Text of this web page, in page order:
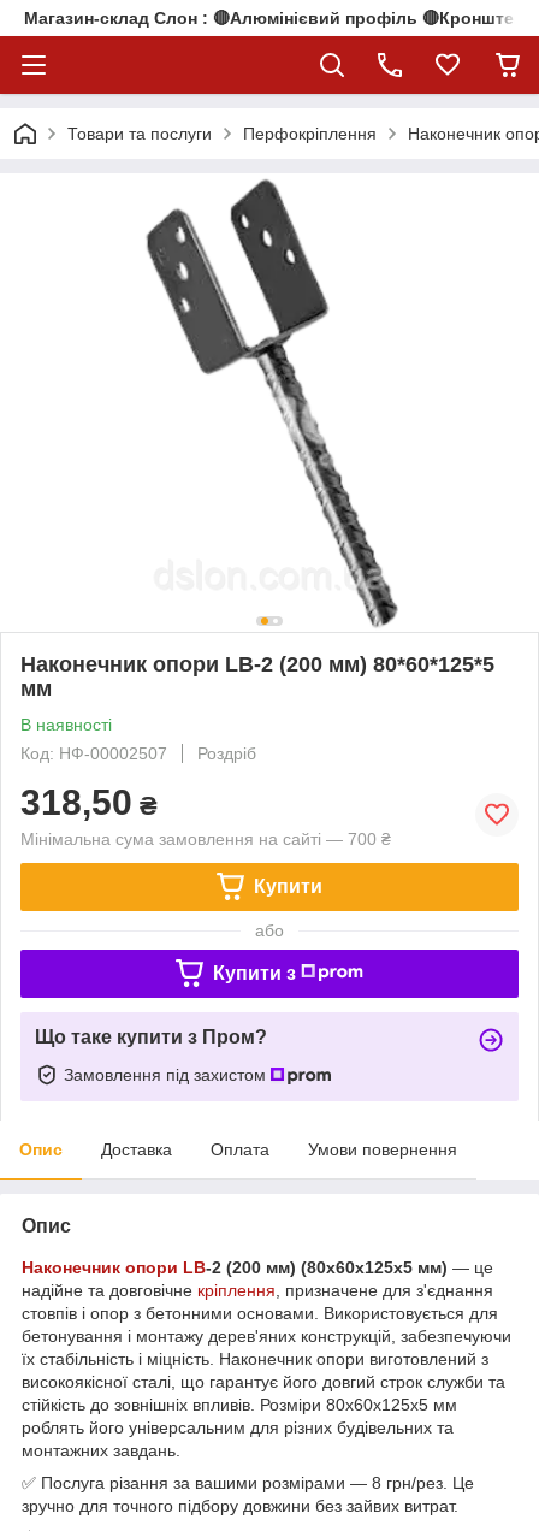
Магазин-склад Слон : 🔴Алюмінієвий профіль
Товари та послуги Перфокріплення Наконечник
Наконечник опори LB-2 (200 мм) 80*60*125*5
мм
В наявності
Код: НФ-00002507
Роздріб
318,50 ₴
Мінімальна сума замовлення на сайті — 700 ₴
Купити
або
Купити з
Що таке купити з Пром?
Замовлення під захистом
Опис Доставка Оплата Умови повернення
Опис
Наконечник опори LB-2 (200 мм) (80х60х125х5 мм) — це
надійне та довговічне кріплення , призначене для з'єднання
стовпів і опор з бетонними основами. Використовується для
бетонування і монтажу дерев'яних конструкцій, забезпечуючи
їх стабільність і міцність. Наконечник опори виготовлений з
високоякісної сталі, що гарантує його довгий строк служби та
стійкість до зовнішніх впливів. Розміри 80х60х125х5 мм
роблять його універсальним для різних будівельних та
монтажних завдань.
✅ Послуга різання за вашими розмірами — 8 грн/рез. Це
зручно для точного підбору довжини без зайвих витрат.